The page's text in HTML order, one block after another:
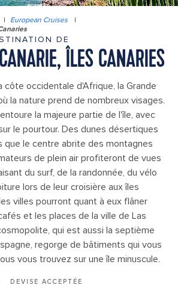
| European Cruises
|
DE
ÎLES CANARIES
côte occidentale d'Afrique, la Grande
la nature prend de nombreux visages.
la majeure partie de l'île, avec
le pourtour. Des dunes désertiques
que le centre abrite des montagnes
de plein air profiteront de vues
du surf, de la randonnée, du vélo
lors de leur croisière aux îles
villes pourront quant à eux flâner
et les places de la ville de Las
qui est aussi la septième
regorge de bâtiments qui vous
vous trouvez sur une île minuscule.
DEVISE ACCEPTÉE